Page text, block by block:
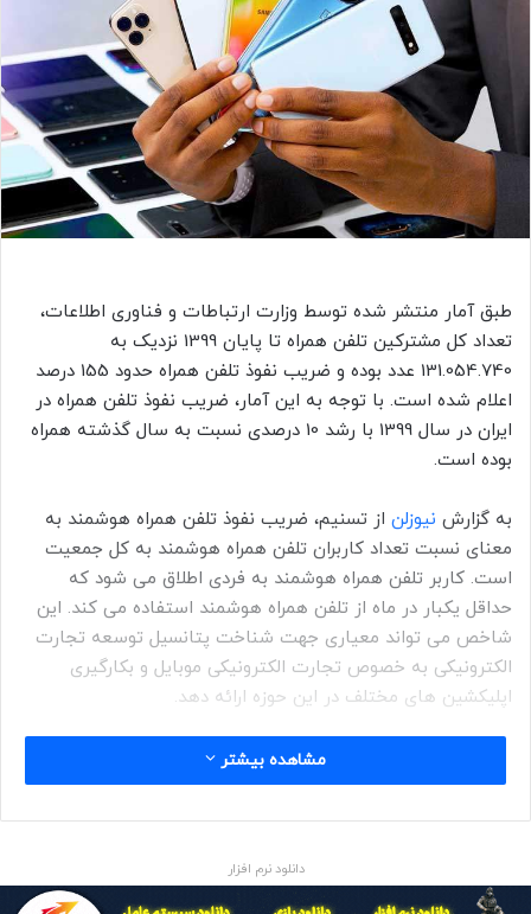
طبق آمار منتشر شده توسط وزارت ارتباطات و فناوری اطلاعات،
تعداد کل مشترکین تلفن همراه تا پایان 1399 نزدیک به
131.054.740 عدد بوده و ضریب نفوذ تلفن همراه حدود 155 درصد
اعلام شده است. با توجه به این آمار، ضریب نفوذ تلفن همراه در
ایران در سال 1399 با رشد 10 درصدی نسبت به سال گذشته همراه
بوده است.
به گزارش نیوزلن از تسنیم، ضریب نفوذ تلفن همراه هوشمند به
معنای نسبت تعداد کاربران تلفن همراه هوشمند به کل جمعیت
است. کاربر تلفن همراه هوشمند به فردی اطلاق می شود که
حداقل یکبار در ماه از تلفن همراه هوشمند استفاده می کند. این
شاخص می تواند معیاری جهت شناخت پتانسیل توسعه تجارت
الکترونیکی به خصوص تجارت الکترونیکی موبایل و بکارگیری
اپلیکشین های مختلف در این حوزه ارائه دهد.
تعداد کاربران تلفن هوشمند در ایران
طبق آمار جهانی منتشر شده در ژانویه 2021، تعداد کاربران تلفن
هوشمند در ایران 58.2 میلیون نفر برآورد شده و از این منظر در
ضریب نفوذ تلفن همراه هوشمند در سال 2021 در ایران حدود 69
مشاهده بیشتر
دانلود نرم افزار